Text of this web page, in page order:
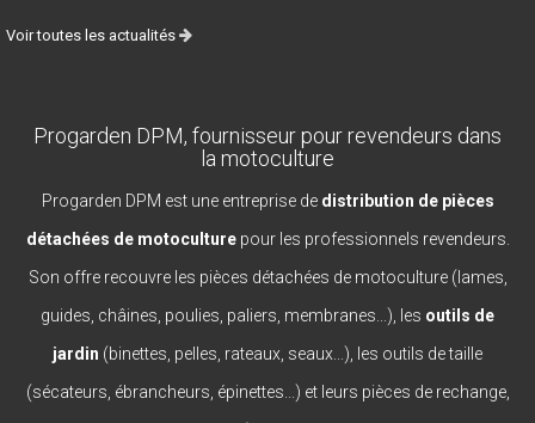
Voir toutes les actualités
Progarden DPM, fournisseur pour revendeurs dans
la motoculture
Progarden DPM est une entreprise de distribution de pièces
détachées de motoculturepour les professionnels revendeurs.
Son offre recouvre les pièces détachées de motoculture (lames,
guides, châines, poulies, paliers, membranes...), les outils de
jardin (binettes, pelles, rateaux, seaux...), les outils de taille
(sécateurs, ébrancheurs, épinettes...) et leurs pièces de rechange,